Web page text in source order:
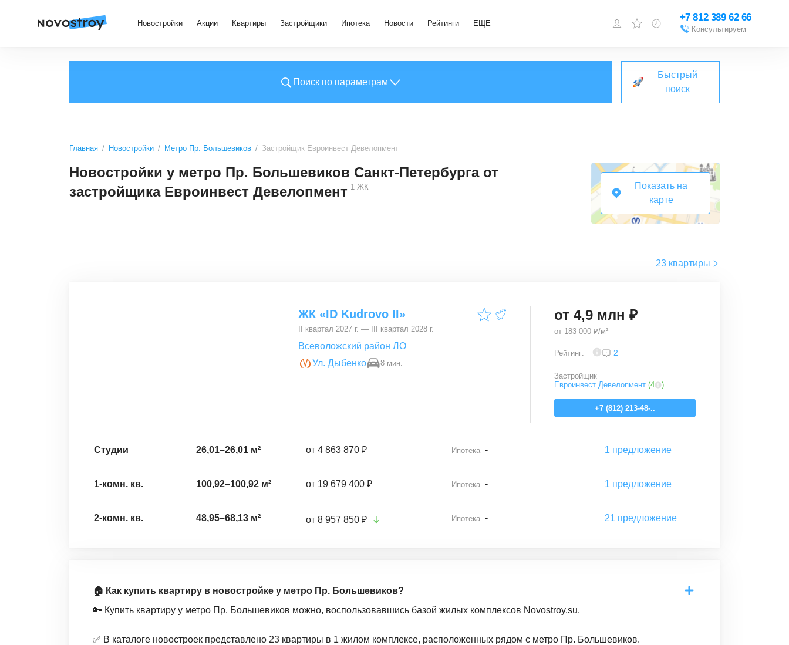
Новостройки Акции Квартиры Застройщики Ипотека Новости Рейтинги ЕЩЕ
зарегистрироваться
Добавить объект
+7 812 389 62 66
Консультируем
Поиск по параметрам
Быстрый
поиск
Главная Новостройки Метро Пр. Большевиков Застройщик Евроинвест Девелопмент
Новостройки у метро Пр. Большевиков Санкт-Петербурга от
застройщика Евроинвест Девелопмент 1 ЖК
Показать на
карте
23 квартиры
ЖК «ID Kudrovo II»
II квартал 2027 г. — III квартал 2028 г.
Всеволожский район ЛО
Ул. Дыбенко
8 мин.
от 4,9 млн ₽
от 183 000 ₽/м²
Рейтинг: 2
Застройщик
Евроинвест Девелопмент (4 )
+7 (812) 213-48-..
Студии 26,01–26,01 м² от 4 863 870 ₽ Ипотека - 1 предложение
1-комн. кв. 100,92–100,92 м² от 19 679 400 ₽ Ипотека - 1 предложение
2-комн. кв. 48,95–68,13 м² от 8 957 850 ₽ Ипотека - 21 предложение
🏠 Как купить квартиру в новостройке у метро Пр. Большевиков?
🔑 Купить квартиру у метро Пр. Большевиков можно, воспользовавшись базой жилых комплексов Novostroy.su.
✅ В каталоге новостроек представлено 23 квартиры в 1 жилом комплексе, расположенных рядом с метро Пр. Большевиков.